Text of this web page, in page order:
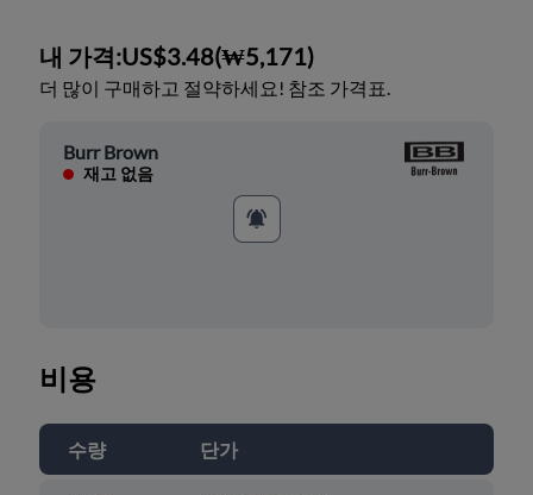
내 가격:US$3.48(₩5,171)
더 많이 구매하고 절약하세요! 참조 가격표.
Burr Brown
재고 없음
비용
수량 단가